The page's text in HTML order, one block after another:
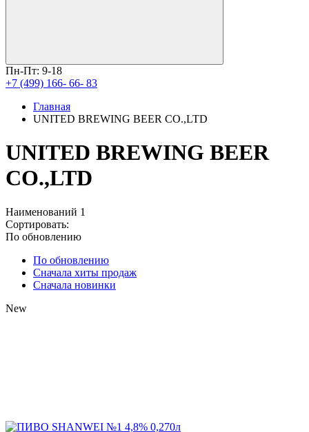
Пн-Пт: 9-18
+7 (499) 166- 66- 83
Главная
UNITED BREWING BEER CO.,LTD
UNITED BREWING BEER
CO.,LTD
Наименований 1
Сортировать:
По обновлению
По обновлению
Сначала хиты продаж
Сначала новинки
New